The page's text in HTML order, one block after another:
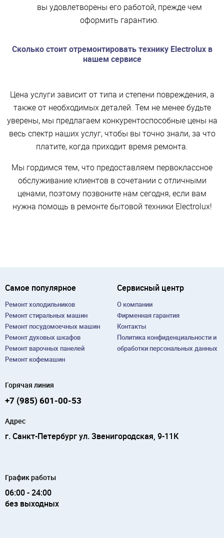
вы удовлетворены его работой, прежде чем
оформить гарантию.
Сколько стоит отремонтировать технику Electrolux в
нашем сервисе
Цена услуги зависит от типа и степени повреждения, а
также от необходимых деталей. Тем не менее будьте
уверены, мы предлагаем конкурентоспособные цены на
весь спектр наших услуг, чтобы вы точно знали, за что
платите, когда приходит время ремонта.
Мы гордимся тем, что предоставляем первоклассное
обслуживание клиентов в сочетании с отличными
ценами, поэтому позвоните нам сегодня, если вам
нужна помощь в ремонте бытовой техники Electrolux!
Самое популярное
Ремонт холодильников
Ремонт cтиральных машин
Ремонт посудомоечных машин
Ремонт духовых шкафов
Ремонт варочных панелей
Ремонт кофемашин
Сервисный центр
О компании
Фирменная гарантия
Контакты
Политика конфиденциальности и
обработки персональных данных
Горячая линия
+7 (985) 601-00-53
Адрес
г. Санкт-Петербург ул. Звенигородская, 9-11К
График работы
06:00 - 24:00
без выходных